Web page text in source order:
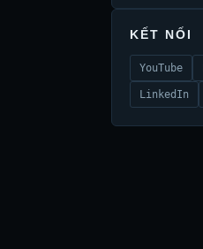
KẾT NỐI
YouTube
LinkedIn